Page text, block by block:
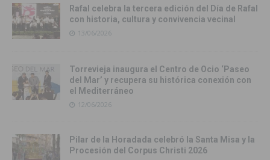
Rafal celebra la tercera edición del Día de Rafal
con historia, cultura y convivencia vecinal
13/06/2026
Torrevieja inaugura el Centro de Ocio ‘Paseo
del Mar’ y recupera su histórica conexión con
el Mediterráneo
12/06/2026
Pilar de la Horadada celebró la Santa Misa y la
Procesión del Corpus Christi 2026